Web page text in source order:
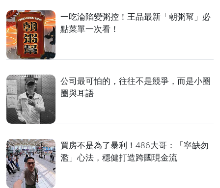
一吃淪陷變粥控！王品最新「朝粥幫」必
點菜單一次看！
公司最可怕的，往往不是競爭，而是小圈
圈與耳語
買房不是為了暴利！486大哥：「寧缺勿
濫」心法，穩健打造跨國現金流